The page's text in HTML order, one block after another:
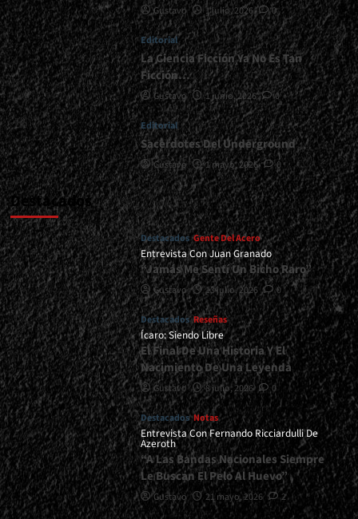
De
Su
Historia<span>
|
</span>
</small>
<div>Saldando
Una
Cuenta
Pendiente</div>
Gustavo 1 julio, 2026 0
Editorial
La Ciencia Ficción Ya No Es Tan
Ficción…
Gustavo 1 junio, 2026 0
Editorial
Sacerdotes Del Underground
Gustavo 1 mayo, 2026 0
Destacados
Destacados Gente Del Acero
Entrevista Con Juan Granado
“Jamás Me Sentí Un Bicho Raro”
Gustavo 13 julio, 2026 0
Destacados Reseñas
Ícaro: Siendo Libre
El Final De Una Historia Y El
Nacimiento De Una Leyenda
Gustavo 8 julio, 2026 0
Destacados Notas
Entrevista Con Fernando Ricciardulli De
Azeroth
“A Las Bandas Nacionales Siempre
Le Buscan El Pelo Al Huevo”
Gustavo 21 mayo, 2026 2